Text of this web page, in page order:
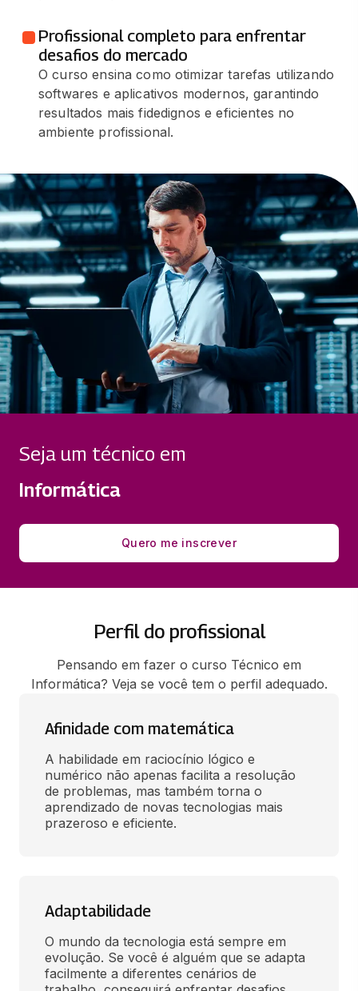
Profissional completo para enfrentar
desafios do mercado
O curso ensina como otimizar tarefas utilizando
softwares e aplicativos modernos, garantindo
resultados mais fidedignos e eficientes no
ambiente profissional.
Seja um técnico em
Informática
Quero me inscrever
Perfil do profissional
Pensando em fazer o curso Técnico em
Informática? Veja se você tem o perfil adequado.
Afinidade com matemática
A habilidade em raciocínio lógico e
numérico não apenas facilita a resolução
de problemas, mas também torna o
aprendizado de novas tecnologias mais
prazeroso e eficiente.
Adaptabilidade
O mundo da tecnologia está sempre em
evolução. Se você é alguém que se adapta
facilmente a diferentes cenários de